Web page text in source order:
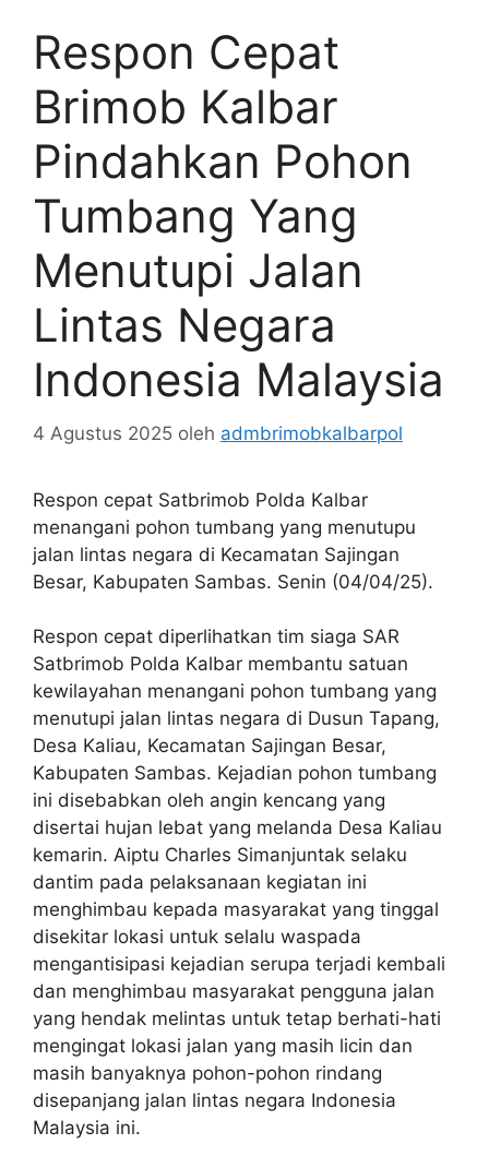
Respon Cepat
Brimob Kalbar
Pindahkan Pohon
Tumbang Yang
Menutupi Jalan
Lintas Negara
Indonesia Malaysia
4 Agustus 2025 oleh admbrimobkalbarpol
Respon cepat Satbrimob Polda Kalbar
menangani pohon tumbang yang menutupu
jalan lintas negara di Kecamatan Sajingan
Besar, Kabupaten Sambas. Senin (04/04/25).
Respon cepat diperlihatkan tim siaga SAR
Satbrimob Polda Kalbar membantu satuan
kewilayahan menangani pohon tumbang yang
menutupi jalan lintas negara di Dusun Tapang,
Desa Kaliau, Kecamatan Sajingan Besar,
Kabupaten Sambas. Kejadian pohon tumbang
ini disebabkan oleh angin kencang yang
disertai hujan lebat yang melanda Desa Kaliau
kemarin. Aiptu Charles Simanjuntak selaku
dantim pada pelaksanaan kegiatan ini
menghimbau kepada masyarakat yang tinggal
disekitar lokasi untuk selalu waspada
mengantisipasi kejadian serupa terjadi kembali
dan menghimbau masyarakat pengguna jalan
yang hendak melintas untuk tetap berhati-hati
mengingat lokasi jalan yang masih licin dan
masih banyaknya pohon-pohon rindang
disepanjang jalan lintas negara Indonesia
Malaysia ini.